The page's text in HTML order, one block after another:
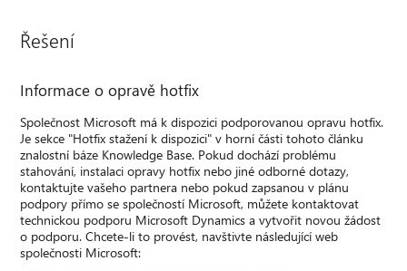
Řešení
Informace o opravě hotfix
Společnost Microsoft má k dispozici podporovanou opravu hotfix.
Je sekce "Hotfix stažení k dispozici" v horní části tohoto článku
znalostní báze Knowledge Base. Pokud dochází problému
stahování, instalaci opravy hotfix nebo jiné odborné dotazy,
kontaktujte vašeho partnera nebo pokud zapsanou v plánu
podpory přímo se společností Microsoft, můžete kontaktovat
technickou podporu Microsoft Dynamics a vytvořit novou žádost
o podporu. Chcete-li to provést, navštivte následující web
společnosti Microsoft: